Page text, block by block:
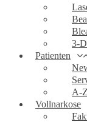
3-
Patienten
A-
Vollnarkose